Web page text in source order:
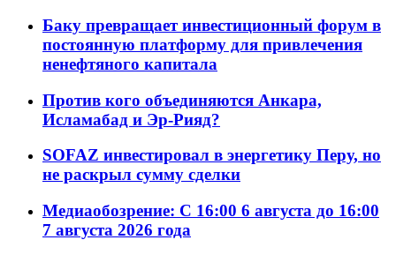
Баку превращает инвестиционный форум в
постоянную платформу для привлечения
ненефтяного капитала
Против кого объединяются Анкара,
Исламабад и Эр-Рияд?
SOFAZ инвестировал в энергетику Перу, но
не раскрыл сумму сделки
Медиаобозрение: С 16:00 6 августа до 16:00
7 августа 2026 года